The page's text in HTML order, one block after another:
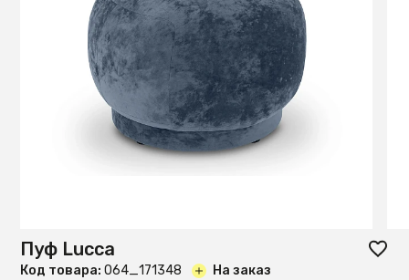
Пуф Lucca
Код товара: O64_171348 На заказ